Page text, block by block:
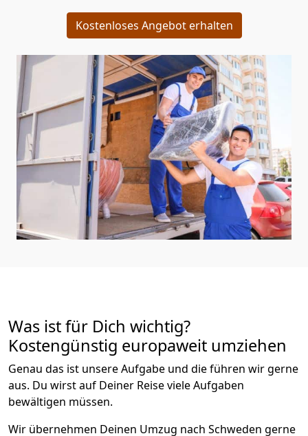
Kostenloses Angebot erhalten
Was ist für Dich wichtig?
Kostengünstig europaweit umziehen
Genau das ist unsere Aufgabe und die führen wir gerne
aus. Du wirst auf Deiner Reise viele Aufgaben
bewältigen müssen.
Wir übernehmen Deinen Umzug nach Schweden gerne